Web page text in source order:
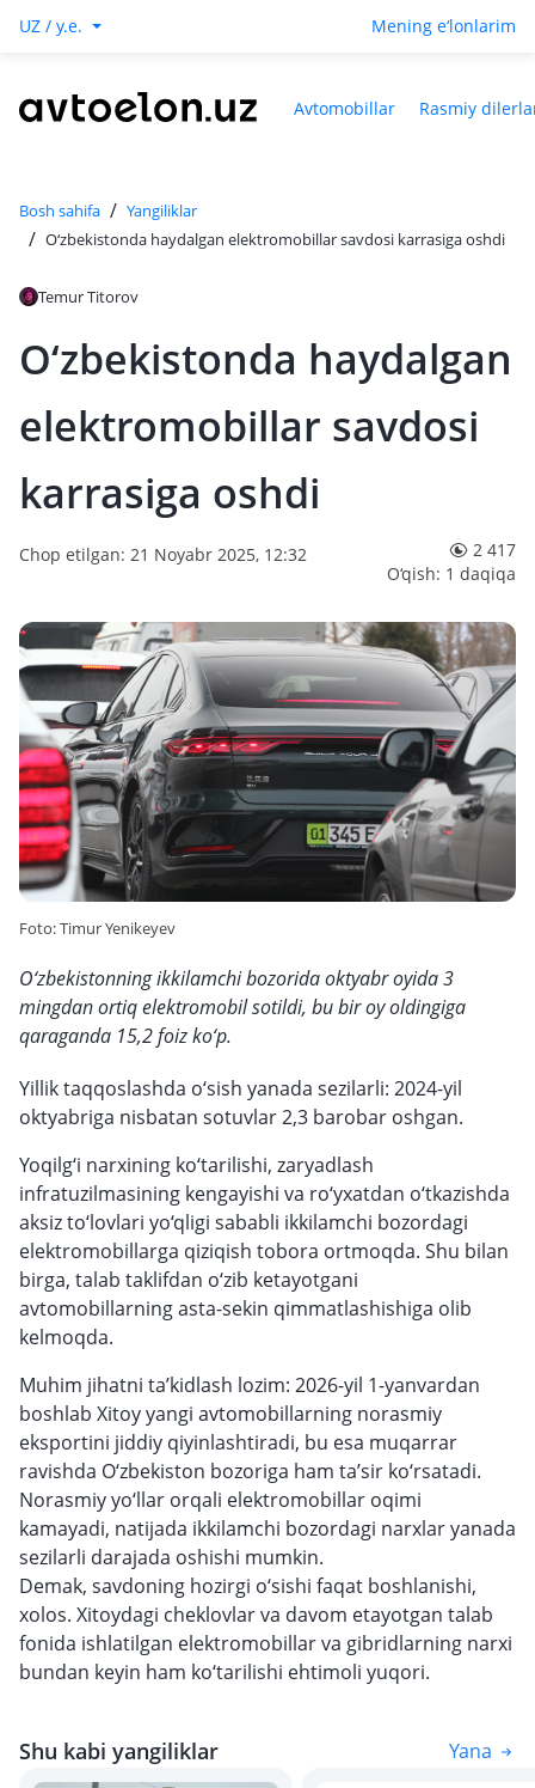
UZ / y.e. Mening e‘lonlarim
Avtomobillar Rasmiy
Bosh sahifa / Yangiliklar
/ O‘zbekistonda haydalgan elektromobillar savdosi karrasiga oshdi
Temur Titorov
O‘zbekistonda haydalgan
elektromobillar savdosi
karrasiga oshdi
Chop etilgan: 21 Noyabr 2025, 12:32
2 417
O‘qish: 1 daqiqa
Foto: Timur Yenikeyev
O‘zbekistonning ikkilamchi bozorida oktyabr oyida 3
mingdan ortiq elektromobil sotildi, bu bir oy oldingiga
qaraganda 15,2 foiz ko‘p.
Yillik taqqoslashda o‘sish yanada sezilarli: 2024-yil
oktyabriga nisbatan sotuvlar 2,3 barobar oshgan.
Yoqilg‘i narxining ko‘tarilishi, zaryadlash
infratuzilmasining kengayishi va ro‘yxatdan o‘tkazishda
aksiz to‘lovlari yo‘qligi sababli ikkilamchi bozordagi
elektromobillarga qiziqish tobora ortmoqda. Shu bilan
birga, talab taklifdan o‘zib ketayotgani
avtomobillarning asta-sekin qimmatlashishiga olib
kelmoqda.
Muhim jihatni ta’kidlash lozim: 2026-yil 1-yanvardan
boshlab Xitoy yangi avtomobillarning norasmiy
eksportini jiddiy qiyinlashtiradi, bu esa muqarrar
ravishda O‘zbekiston bozoriga ham ta’sir ko‘rsatadi.
Norasmiy yo‘llar orqali elektromobillar oqimi
kamayadi, natijada ikkilamchi bozordagi narxlar yanada
sezilarli darajada oshishi mumkin.
Demak, savdoning hozirgi o‘sishi faqat boshlanishi,
xolos. Xitoydagi cheklovlar va davom etayotgan talab
fonida ishlatilgan elektromobillar va gibridlarning narxi
bundan keyin ham ko‘tarilishi ehtimoli yuqori.
Shu kabi yangiliklar Yana